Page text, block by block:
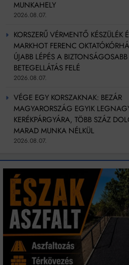
MUNKAHELY
2026.08.07.
KORSZERŰ VÉRMENTŐ KÉSZÜLÉK
MARKHOT FERENC
ÚJABB LÉPÉS A BIZTONSÁGOSABB
BETEGELLÁTÁS FELÉ
2026.08.07.
VÉGE EGY KORSZAKNAK: BEZÁR
MAGYARORSZÁG EGYIK
KERÉKPÁRGYÁRA, TÖBB SZÁZ
MARAD MUNKA NÉLKÜL
2026.08.07.